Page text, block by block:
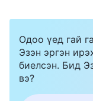
Одоо үед гай
Эзэн эргэн
биелсэн. Бид
вэ?